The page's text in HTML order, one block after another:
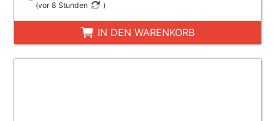
(vor 8 Stunden )
IN DEN WARENKORB